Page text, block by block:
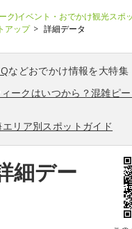
ク)イベント・おでかけ観光スポ
アップ 詳細データ
などおでかけ情報を大特集
ークはいつから？混雑ピ
リア別スポットガイド
細デー